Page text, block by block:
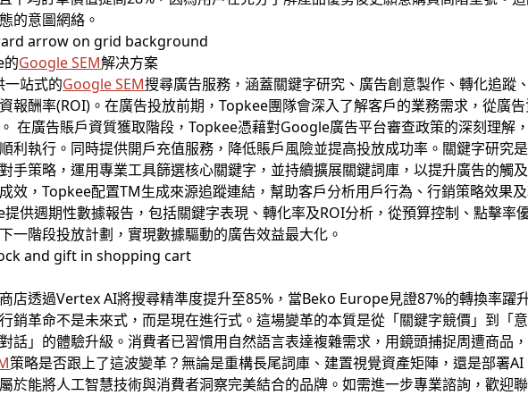
的意圖網絡。
的Google SEM解决方案
站式的Google SEM搜尋廣告服務，涵蓋關鍵字研究、廣告創意製作、轉化追蹤
報酬率(ROI)。在廣告投放前期，Topkee團隊會深入了解客戶的業務需求，從廣
在廣告賬戶資質獲取階段，Topkee憑藉對Google廣告平台審查政策的深刻理解
利執行。同時提供開戶充值服務，降低賬戶風險並提高投放成功率。關鍵字研究是
手策略，運用專業工具篩選核心關鍵字，並持續擴展關鍵詞庫，以提升廣告的觸
效，Topkee配置TM生成來源追蹤連結，幫助客戶分析用戶行為、行銷策略效果
供週期性數據報告，包括關鍵字表現、轉化率及ROI分析，從預算控制、點擊率
一階段投放計劃，實現數據驅動的廣告效益最大化。
店透過Vertex AI將搜尋精準度提升至85%，當Beko Europe見證87%的轉換率躍
銷革命不是未來式，而是現在進行式。這場變革的本質是從「關鍵字競價」到「
話」的體驗升級。消費者已習慣用自然語言表達複雜需求，用鏡頭捕捉周遭商
策略是否跟上了這波變革？無論是重構長尾詞庫、建置視覺資產矩陣，還是部署
於能將人工智慧技術與消費者洞察完美結合的品牌。如需進一步專業諮詢，歡迎